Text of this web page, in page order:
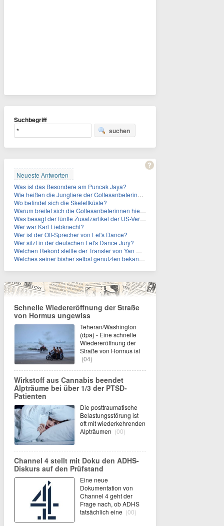
Suchbegriff
suchen
Neueste Antworten
Was ist das Besondere am Puncak Jaya?
Wie heißen die Jungtiere der Gottesanbeterinnen?
Wo befindet sich die Skelettküste?
Warum breitet sich die Gottesanbeterinnen hierzulande immer weiter aus?
Was besagt der fünfte Zusatzartikel der US-Verfassung, auf den sich Fauci berief?
Wer war Karl Liebknecht?
Wer ist der Off-Sprecher von Let's Dance?
Wer sitzt in der deutschen Let's Dance Jury?
Welchen Rekord stellte der Transfer von Yan Diomande zudem auf?
Welches seiner bisher selbst genutzten bekannten Gebäude verpachtet der Vatikan nun?
Schnelle Wiedereröffnung der Straße
von Hormus ungewiss
Teheran/Washington
(dpa) - Eine schnelle
Wiedereröffnung der
Straße von Hormus ist
(04)
Wirkstoff aus Cannabis beendet
Alpträume bei über 1/3 der PTSD-
Patienten
Die posttraumatische
Belastungsstörung ist
oft mit wiederkehrenden
Alpträumen (00)
Channel 4 stellt mit Doku den ADHS-
Diskurs auf den Prüfstand
Eine neue
Dokumentation von
Channel 4 geht der
Frage nach, ob ADHS
tatsächlich eine (00)